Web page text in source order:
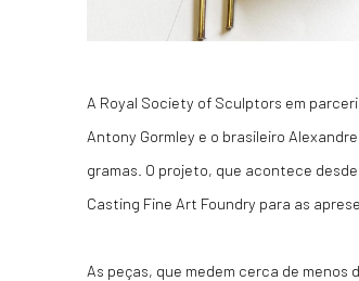
A Royal Society of Sculptors em
Antony Gormley e o brasileiro
gramas. O projeto, que acontece
Casting Fine Art Foundry para as
As peças, que medem cerca de